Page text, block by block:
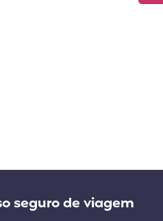
seguro de viagem